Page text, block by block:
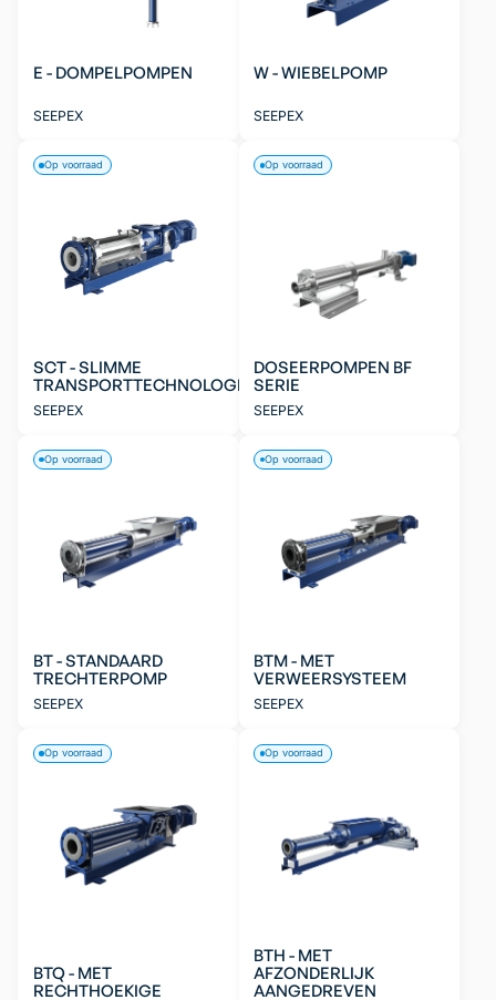
E - DOMPELPOMPEN
SEEPEX
W - WIEBELPOMP
SEEPEX
SCT - SLIMME
TRANSPORTTECHNOLOGIE
SEEPEX
Op voorraad
DOSEERPOMPEN BF
SERIE
SEEPEX
Op voorraad
BT - STANDAARD
TRECHTERPOMP
SEEPEX
Op voorraad
BTM - MET
VERWEERSYSTEEM
SEEPEX
Op voorraad
BTQ - MET
RECHTHOEKIGE
Op voorraad
BTH - MET
AFZONDERLIJK
AANGEDREVEN
Op voorraad